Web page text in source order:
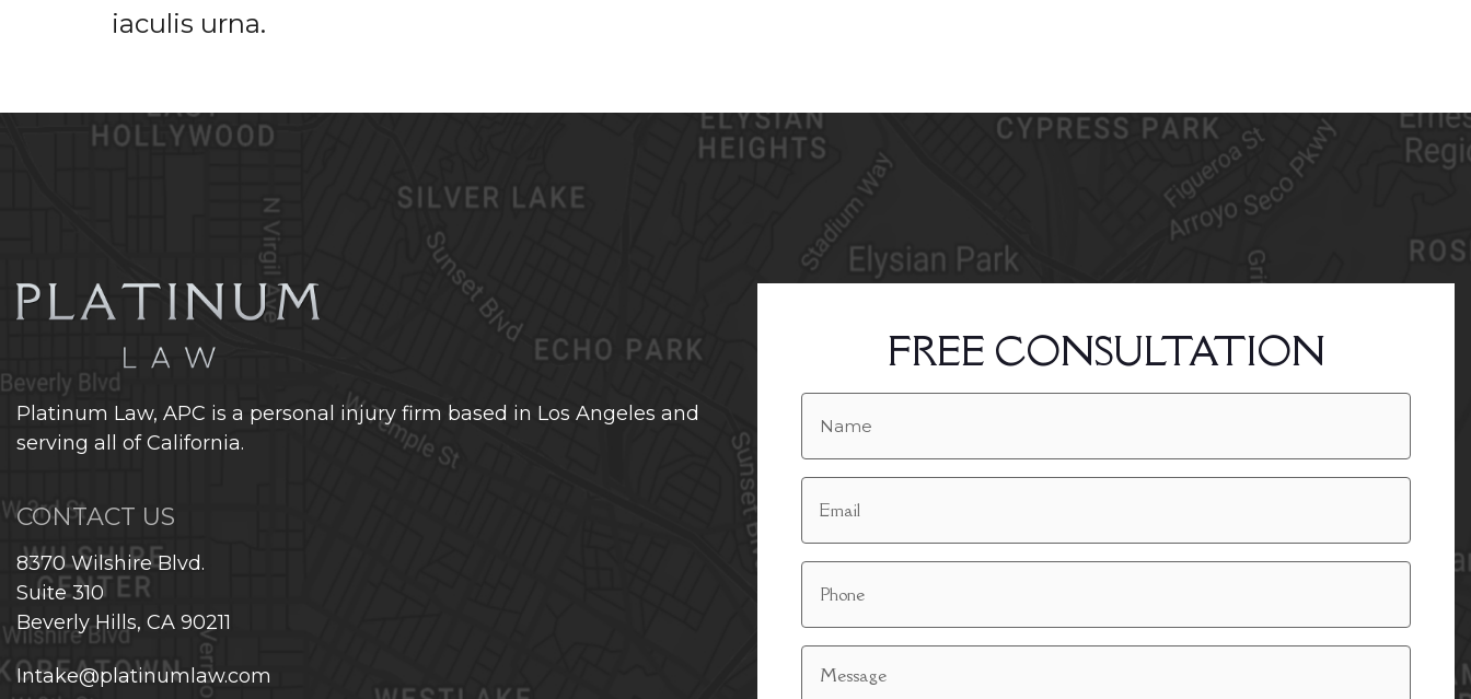
iaculis urna.
Platinum Law, APC is a personal injury firm based in Los Angeles and
serving all of California.
CONTACT US
8370 Wilshire Blvd.
Suite 310
Beverly Hills, CA 90211
Intake@platinumlaw.com
FREE CONSULTATION